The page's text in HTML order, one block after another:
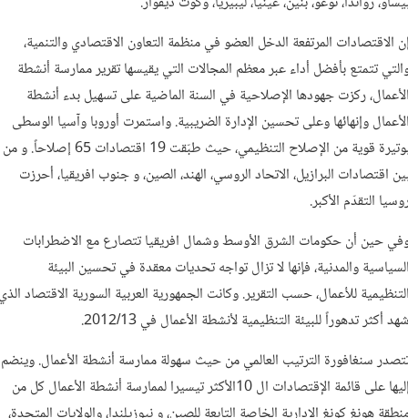
الاقتصادات المرتفعة الدخل العضو في منظمة التعاون الاقتصادي والتنمية،
تتمتع بأفضل أداء عبر معظم المجالات التي يقيسها تقرير ممارسة أنشطة
ركزت جهودها الإصلاحية في السنة الماضية على تسهيل بدء أنشطة
وإنهائها وعلى تحسين الإدارة الضريبية. واستمرت أوروبا وآسيا الوسطى
بوتيرة قوية من الإصلاح التنظيمي، حيث طبّقت 19 اقتصادات 65 إصلاحاً. و من
اقتصادات البرازيل، الاتحاد الروسي، الهند، الصين، و جنوب افريقيا، أحرزت
التقدّم الأكبر.
حين أن حكومات الشرق الأوسط وشمال افريقيا تتصارع مع الاضطرابات
والمدنية، فإنها لا تزال تواجه تحديات معقدة في تحسين البيئة
للأعمال، حسب التقرير. وكانت الجمهورية العربية السورية الاقتصاد
أكثر تدهوراً للبيئة التنظيمية لأنشطة الأعمال في 2012/13.
سنغافورة الترتيب العالمي من حيث سهولة ممارسة أنشطة الأعمال. وينضم
إليها على قائمة الإقتصادات ال 10الأكثر تيسيرا لممارسة أنشطة الأعمال كل من